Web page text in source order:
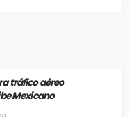
tráfico aéreo
Mexicano